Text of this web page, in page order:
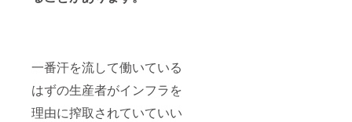
一番汗を流して働いている
はずの生産者がインフラを
理由に搾取されていていい